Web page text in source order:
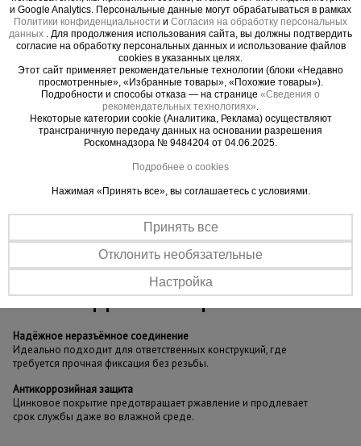
Применяется в машиностроении,
металлоконструкциях, производстве прицепов,
мебели, вентиляционных систем, а также при
ремонте и сборке листового металла и других
элементов, требующих прочного неразъёмного
Заклёпки данного типа соответствуют
требованиям ГОСТ 10299-80 и полностью
совместимы с европейским стандартом DIN 660.
Подходят для ручного и механизированного
монтажа методом холодной клёпки.
Важные преимущества –
эффективная работа
Надёжное неразъёмное соединение
Идеально подходит для ответственных конструкций, где
требуется прочная фиксация без резьбы.
Антикоррозийная защита
Цинковое покрытие предотвращает ржавление и продлевает
срок службы даже во влажной среде.
и Google Analytics. Персональные данные могут обрабатываться в рамках
Политики конфиденциальности и Согласия на обработку персональных
данных
. Для продолжения использования сайта, вы должны подтвердить
согласие на обработку персональных данных и использование файлов
cookies в указанных целях.
Этот сайт применяет рекомендательные технологии (блоки «Недавно
просмотренные», «Избранные товары», «Похожие товары»).
Подробности и способы отказа — на странице «Сведения о
рекомендательных технологиях»
Некоторые категории cookie (Аналитика, Реклама) осуществляют
трансграничную передачу данных на основании разрешения
Роскомнадзора № 9484204 от 04.06.2025.
Подробнее о cookies
Нажимая «Принять все», вы соглашаетесь с условиями.
Принять все
Отклонить необязательные
Настройка